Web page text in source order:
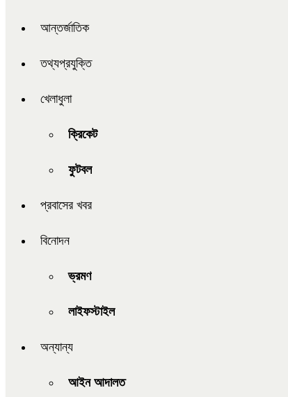
আন্তর্জাতিক
তথ্যপ্রযুক্তি
খেলাধুলা
ক্রিকেট
ফুটবল
প্রবাসের খবর
বিনোদন
ভ্রমণ
লাইফস্টাইল
অন্যান্য
আইন আদালত